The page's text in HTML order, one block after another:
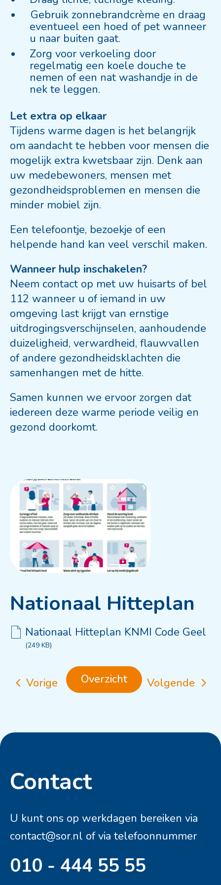
Gebruik zonnebrandcrème en draag
eventueel een hoed of pet wanneer
u naar buiten gaat.
Zorg voor verkoeling door
regelmatig een koele douche te
nemen of een nat washandje in de
nek te leggen.
Let extra op elkaar
Tijdens warme dagen is het belangrijk
om aandacht te hebben voor mensen die
mogelijk extra kwetsbaar zijn. Denk aan
uw medebewoners, mensen met
gezondheidsproblemen en mensen die
minder mobiel zijn.
Een telefoontje, bezoekje of een
helpende hand kan veel verschil maken.
Wanneer hulp inschakelen?
Neem contact op met uw huisarts of bel
112 wanneer u of iemand in uw
omgeving last krijgt van ernstige
uitdrogingsverschijnselen, aanhoudende
duizeligheid, verwardheid, flauwvallen
of andere gezondheidsklachten die
samenhangen met de hitte.
Samen kunnen we ervoor zorgen dat
iedereen deze warme periode veilig en
gezond doorkomt.
Nationaal Hitteplan
Nationaal Hitteplan KNMI Code Geel
249 KB
Volgende
Overzicht
Vorige
Contactinformatie
Contact
U kunt ons op werkdagen bereiken via
contact@sor.nl of via telefoonnummer
010 - 444 55 55